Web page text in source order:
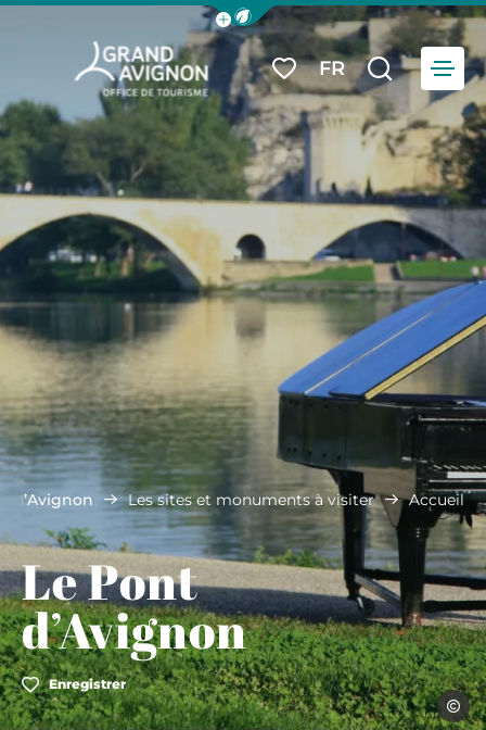
Afficher la barre de navigation du
Grand Avignon Tourisme
Mes favoris
FR
Je
Menu
Accueil
Les sites et monuments à visiter
d’Avignon
Le Pont
d’Avignon
Enregistrer